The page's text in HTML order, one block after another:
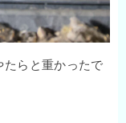
らと重かったで